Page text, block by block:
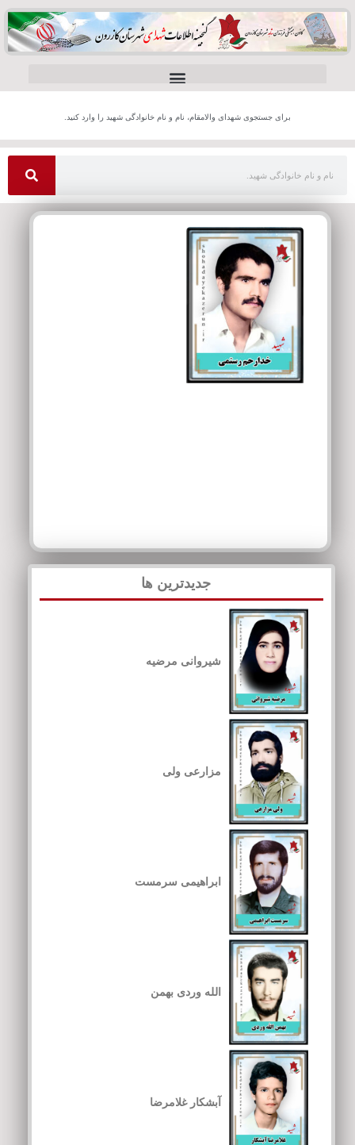
برای جستجوی شهدای والامقام، نام و نام خانوادگی شهید را وارد کنید.
جدیدترین ها
شیروانی مرضیه
مزارعی ولی
ابراهیمی سرمست
الله وردی بهمن
آبشکار غلامرضا